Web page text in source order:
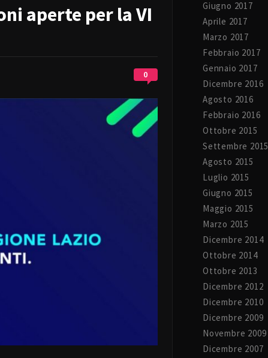
aperte per la VI
0
Giugno 2017
Aprile 2017
Marzo 2017
Febbraio 2017
Gennaio 2017
Dicembre 2016
Agosto 2016
Febbraio 2016
Ottobre 2015
Settembre 2015
Agosto 2015
Luglio 2015
Giugno 2015
Maggio 2015
Marzo 2015
Dicembre 2014
Ottobre 2014
Ottobre 2013
Dicembre 2012
Dicembre 2010
Dicembre 2009
Novembre 2009
Dicembre 2007